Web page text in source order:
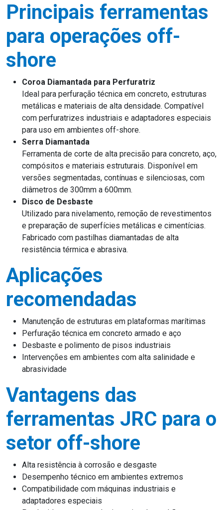
Principais ferramentas
para operações off-
shore
Coroa Diamantada para Perfuratriz
Ideal para perfuração técnica em concreto, estruturas
metálicas e materiais de alta densidade. Compatível
com perfuratrizes industriais e adaptadores especiais
para uso em ambientes off-shore.
Serra Diamantada
Ferramenta de corte de alta precisão para concreto, aço,
compósitos e materiais estruturais. Disponível em
versões segmentadas, contínuas e silenciosas, com
diâmetros de 300mm a 600mm.
Disco de Desbaste
Utilizado para nivelamento, remoção de revestimentos
e preparação de superfícies metálicas e cimentícias.
Fabricado com pastilhas diamantadas de alta
resistência térmica e abrasiva.
Aplicações
recomendadas
Manutenção de estruturas em plataformas marítimas
Perfuração técnica em concreto armado e aço
Desbaste e polimento de pisos industriais
Intervenções em ambientes com alta salinidade e
abrasividade
Vantagens das
ferramentas JRC para o
setor off-shore
Alta resistência à corrosão e desgaste
Desempenho técnico em ambientes extremos
Compatibilidade com máquinas industriais e
adaptadores especiais